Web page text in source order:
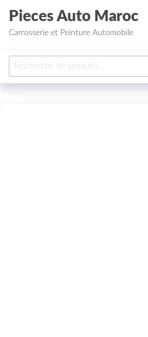
Aller au contenu
Pieces Auto Maroc
Carrosserie et Peinture Automobile
Recherche pour :